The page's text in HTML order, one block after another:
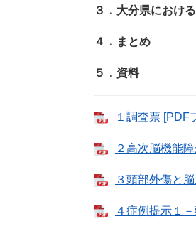
３．大分県におけ
４．まとめ
５．資料
１調査票 [PDF
２高次脳機能
３頭部外傷と
４症例提示１